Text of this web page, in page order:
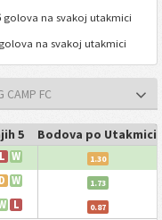
golova na svakoj utakmici
golova na svakoj utakmici
CAMP FC
5 Bodova po Utakmici
L W 1.30
D W 1.73
L 0.87